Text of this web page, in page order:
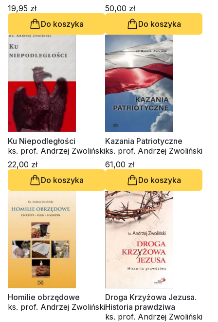
19,95 zł
Do koszyka
50,00 zł
Do koszyka
Ku Niepodległości
ks. prof. Andrzej Zwoliński
22,00 zł
Do koszyka
Kazania Patriotyczne
ks. prof. Andrzej Zwoliński
61,00 zł
Do koszyka
Homilie obrzędowe
ks. prof. Andrzej Zwoliński
Droga Krzyżowa Jezusa.
Historia prawdziwa
ks. prof. Andrzej Zwoliński